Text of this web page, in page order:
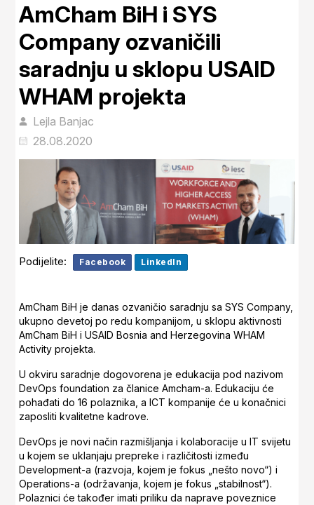
AmCham BiH i SYS
Company ozvaničili
saradnju u sklopu USAID
WHAM projekta
Lejla Banjac
28.08.2020
Podijelite: Facebook LinkedIn
AmCham BiH je danas ozvaničio saradnju sa SYS Company,
ukupno devetoj po redu kompanijom, u sklopu aktivnosti
AmCham BiH i USAID Bosnia and Herzegovina WHAM
Activity projekta.
U okviru saradnje dogovorena je edukacija pod nazivom
DevOps foundation za članice Amcham-a. Edukaciju će
pohađati do 16 polaznika, a ICT kompanije će u konačnici
zaposliti kvalitetne kadrove.
DevOps je novi način razmišljanja i kolaboracije u IT svijetu
u kojem se uklanjaju prepreke i različitosti između
Development-a (razvoja, kojem je fokus „nešto novo“) i
Operations-a (održavanja, kojem je fokus „stabilnost“).
Polaznici će također imati priliku da naprave poveznice